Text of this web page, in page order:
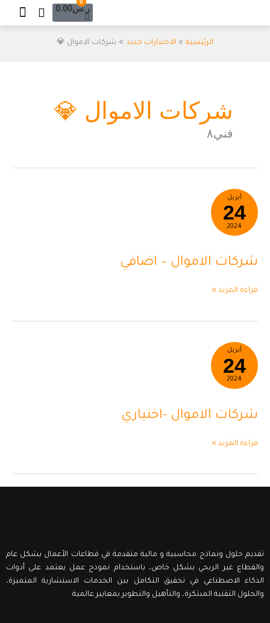
ر.س0.00
0
Cart
الرئيسية الاختبارات جديد شركات الاموال 💎
شركات الاموال 💎
فني٨
أبريل
24
2024
شركات الاموال – اضافي
شركات
الاموال
–
اضافي
قراءة المزيد »
أبريل
24
2024
شركات الاموال -اختياري
شركات
الاموال
-اختياري
قراءة المزيد »
تقديم حلول ونماذج محاسبية و مالية متقدمة قي قطاعات الأعمال بشكل عام
والقطاع غير الربحي بشكل خاص، باستخدام نموذج عمل يعتمد على أدوات
الذكاء الاصطناعي في تحقيق التكامل بين الخدمات الاستشارية المتميزة،
والحلول التقنية المبتكرة، والتأهيل والتطوير بمعايير عالمية